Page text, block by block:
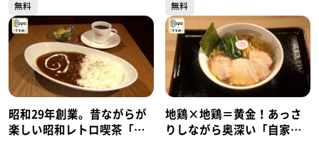
め】
無料
め】
無料
昭和29年創業。昔ながらが
楽しい昭和レトロ喫茶「エ
地鶏×地鶏＝黄金！あっさ
りしながら奥深い「自家製